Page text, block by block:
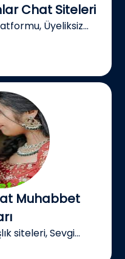
Chat Siteleri
Üyeliksiz...
Muhabbet
siteleri, Sevgi...